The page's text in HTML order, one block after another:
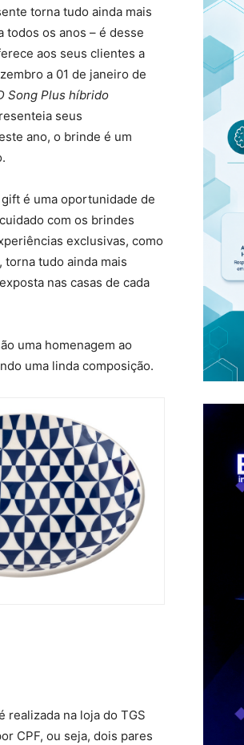
torna tudo ainda mais
todos os anos – é desse
aos seus clientes a
a 01 de janeiro de
Song Plus híbrido
seus
ano, o brinde é um
é uma oportunidade de
com os brindes
exclusivas, como
tudo ainda mais
nas casas de cada
uma homenagem ao
uma linda composição.
realizada na loja do TGS
CPF, ou seja, dois pares